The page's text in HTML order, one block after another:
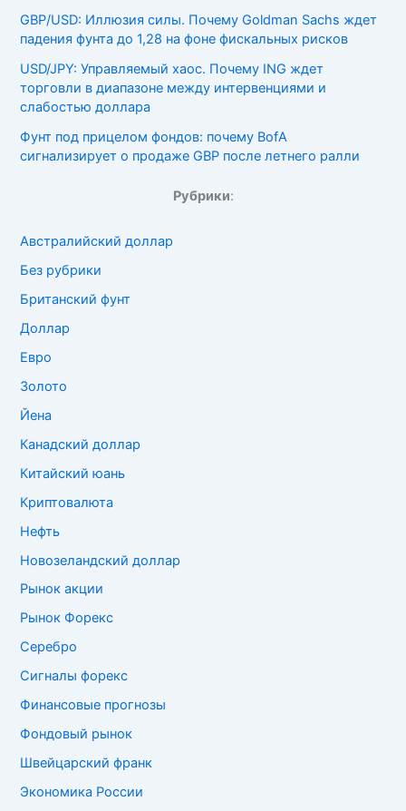
GBP/USD: Иллюзия силы. Почему Goldman Sachs ждет
падения фунта до 1,28 на фоне фискальных рисков
USD/JPY: Управляемый хаос. Почему ING ждет
торговли в диапазоне между интервенциями и
слабостью доллара
Фунт под прицелом фондов: почему BofA
сигнализирует о продаже GBP после летнего ралли
Рубрики:
Австралийский доллар
Без рубрики
Британский фунт
Доллар
Евро
Золото
Йена
Канадский доллар
Китайский юань
Криптовалюта
Нефть
Новозеландский доллар
Рынок акции
Рынок Форекс
Серебро
Сигналы форекс
Финансовые прогнозы
Фондовый рынок
Швейцарский франк
Экономика России